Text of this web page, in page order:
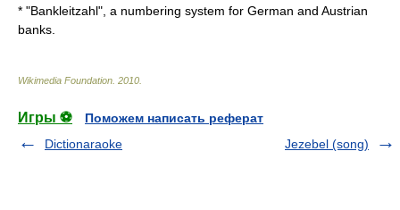
* "Bankleitzahl", a numbering system for German and Austrian
banks.
Wikimedia Foundation 2010
Игры ⚽
Поможем написать реферат
Dictionaraoke
Jezebel (song)